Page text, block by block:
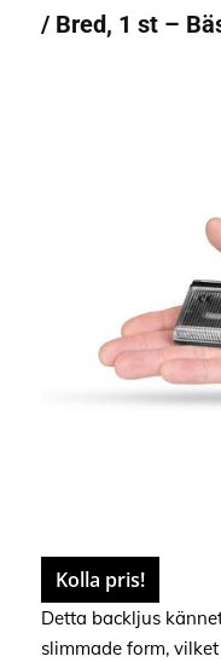
/ Bred, 1 st –
Kolla pris!
Detta backljus
slimmade form,